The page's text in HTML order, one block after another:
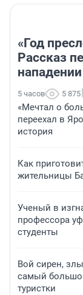
«Год
Рассказ
5 часов 5 875
«Мечтал о
переехал в
история
Как
жительницы
Ученый в
профессора
студенты
Вой сирен,
самый
туристки